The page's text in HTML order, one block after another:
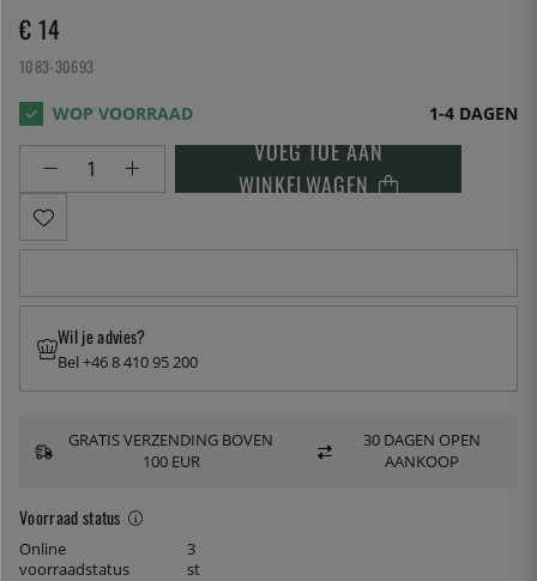
€ 14
1083-30693
1-4 DAGEN
VOEG TOE AAN
WINKELWAGEN
Voorraad status
Online
voorraadstatus
3
st
Wil je advies?
Bel +46 8 410 95 200
GRATIS VERZENDING BOVEN
100 EUR
30 DAGEN OPEN
AANKOOP